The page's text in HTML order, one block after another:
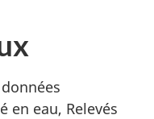
eau, Relevés